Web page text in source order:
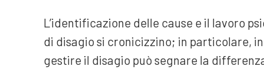
L’identificazione delle cause e il lavoro
di disagio si cronicizzino; in particolare,
gestire il disagio può segnare la